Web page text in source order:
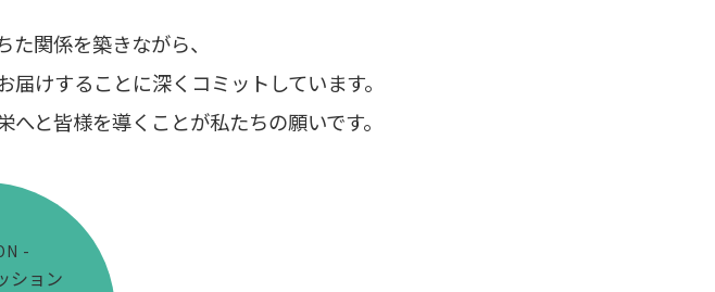
関係を築きながら、
届けすることに深くコミットしています。
と皆様を導くことが私たちの願いです。
-
ション